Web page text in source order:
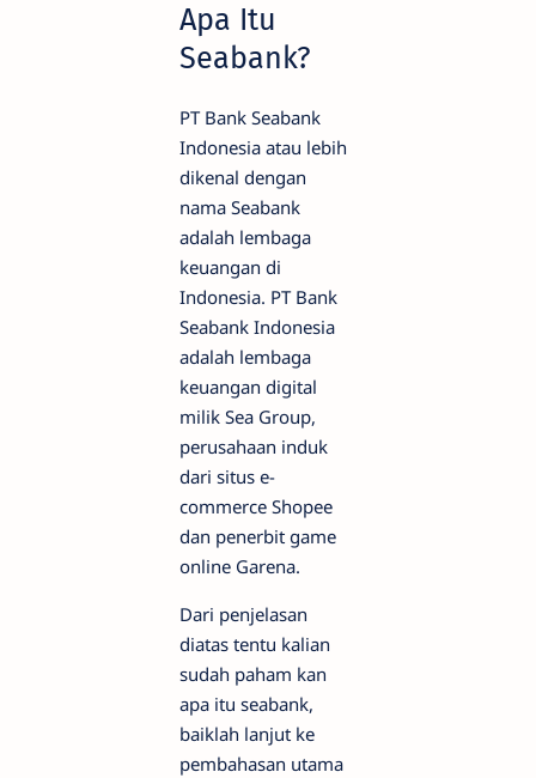
Apa Itu
Seabank?
PT Bank Seabank
Indonesia atau lebih
dikenal dengan
nama Seabank
adalah lembaga
keuangan di
Indonesia. PT Bank
Seabank Indonesia
adalah lembaga
keuangan digital
milik Sea Group,
perusahaan induk
dari situs e-
commerce Shopee
dan penerbit game
online Garena.
Dari penjelasan
diatas tentu kalian
sudah paham kan
apa itu seabank,
baiklah lanjut ke
pembahasan utama